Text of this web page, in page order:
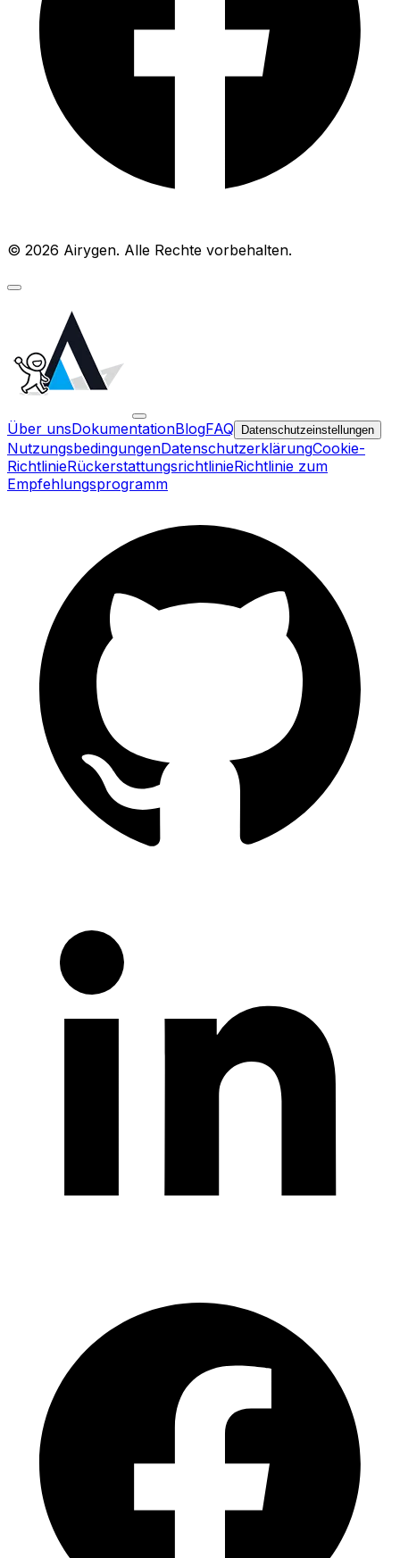
© 2026 Airygen. Alle Rechte vorbehalten.
Über unsDokumentationBlogFAQ Datenschutzeinstellungen
NutzungsbedingungenDatenschutzerklärungCookie-
RichtlinieRückerstattungsrichtlinieRichtlinie zum
Empfehlungsprogramm